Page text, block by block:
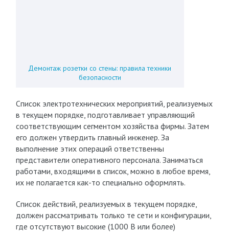
Демонтаж розетки со стены: правила техники
безопасности
Список электротехнических мероприятий, реализуемых
в текущем порядке, подготавливает управляющий
соответствующим сегментом хозяйства фирмы. Затем
его должен утвердить главный инженер. За
выполнение этих операций ответственны
представители оперативного персонала. Заниматься
работами, входящими в список, можно в любое время,
их не полагается как-то специально оформлять.
Список действий, реализуемых в текущем порядке,
должен рассматривать только те сети и конфигурации,
где отсутствуют высокие (1000 В или более)